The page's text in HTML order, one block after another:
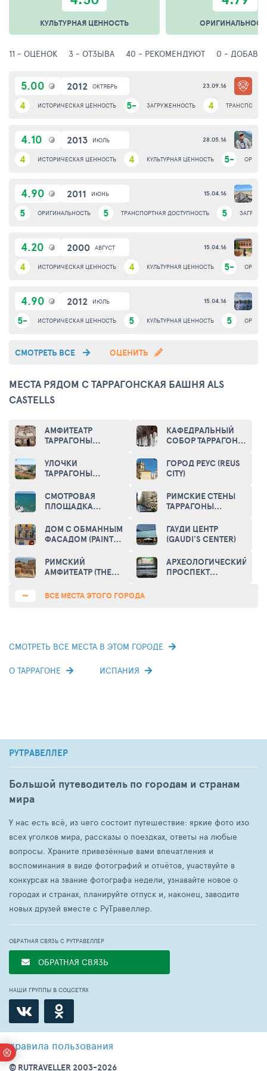
КУЛЬТУРНАЯ ЦЕННОСТЬ
11 - ОЦЕНОК 3 - ОТЗЫВА 40 - РЕКОМЕНДУЮТ 0 -
5.00
4 ИСТОРИЧЕСКАЯ ЦЕННОСТЬ 5- ЗАГРУЖЕННОСТЬ 4
2012 ОКТЯБРЬ 23.09.16
4.10
4 ИСТОРИЧЕСКАЯ ЦЕННОСТЬ 4 КУЛЬТУРНАЯ ЦЕННОСТЬ 5-
2013 ИЮЛЬ 28.05.16
4.90
5 ОРИГИНАЛЬНОСТЬ 5 ТРАНСПОРТНАЯ ДОСТУПНОСТЬ 5
2011 ИЮНЬ 15.04.16
4.20
4 ИСТОРИЧЕСКАЯ ЦЕННОСТЬ 4 КУЛЬТУРНАЯ ЦЕННОСТЬ 5-
2000 АВГУСТ 15.04.16
4.90
5- ИСТОРИЧЕСКАЯ ЦЕННОСТЬ 5 КУЛЬТУРНАЯ ЦЕННОСТЬ 5
2012 ИЮЛЬ 15.04.16
СМОТРЕТЬ ВСЕ ОЦЕНИТЬ
МЕСТА РЯДОМ С ТАРРАГОНСКАЯ БАШНЯ ALS
CASTELLS
АМФИТЕАТР
ТАРРАГОНЫ
AMPHITHEATRE OF
TARRAGONA)
КАФЕДРАЛЬНЫЙ
СОБОР ТАРРАГОНЫ
TARRAGONA)
УЛОЧКИ
ТАРРАГОНЫ
ГОРОД РЕУС (REUS
CITY)
СМОТРОВАЯ
ПЛОЩАДКА
СРЕДИЗЕМНОМОРЬЯ»
(MEDITERRANEAN
PLATFORM)
РИМСКИЕ СТЕНЫ
ТАРРАГОНЫ
TARRAGONA)
ДОМ С ОБМАННЫМ
ФАСАДОМ (PAINTED
TARRAGONA)
ГАУДИ ЦЕНТР
(GAUDI'S CENTER)
РИМСКИЙ
АМФИТЕАТР (THE
AMPHITHEATRE)
АРХЕОЛОГИЧЕСКИЙ
ПРОСПЕКТ
ВСЕ МЕСТА ЭТОГО ГОРОДА
СМОТРЕТЬ ВСЕ МЕСТА В ЭТОМ ГОРОДЕ
О ТАРРАГОНЕ ИСПАНИЯ
РУТРАВЕЛЛЕР
Большой путеводитель по городам и странам
мира
У нас есть всё, из чего состоит путешествие: яркие фото изо
всех уголков мира, рассказы о поездках, ответы на любые
вопросы. Храните привезённые вами впечатления и
воспоминания в виде фотографий и отчётов, участвуйте в
конкурсах на звание фотографа недели, узнавайте новое о
городах и странах, планируйте отпуск и, наконец, заводите
новых друзей вместе с РуТравеллер.
ОБРАТНАЯ СВЯЗЬ С РУТРАВЕЛЛЕР
ОБРАТНАЯ СВЯЗЬ
НАШИ ГРУППЫ В СОЦСЕТЯХ
© RUTRAVELLER 2003-2026
правила пользования